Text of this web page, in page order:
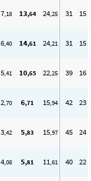
7,18 13,64 24,25 31 15
6,40 14,61 24,21 31 15
5,41 10,65 22,25 39 16
2,70 6,71 15,94 42 23
3,42 5,83 15,97 45 24
4,08 5,81 11,61 40 22